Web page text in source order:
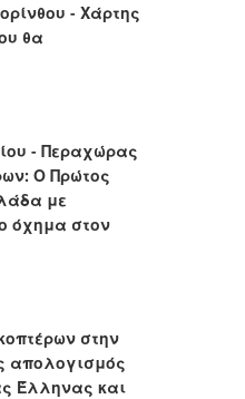
- Χάρτης
θα
- Περαχώρας
Ο Πρώτος
με
όχημα στον
στην
απολογισμός
Έλληνας και